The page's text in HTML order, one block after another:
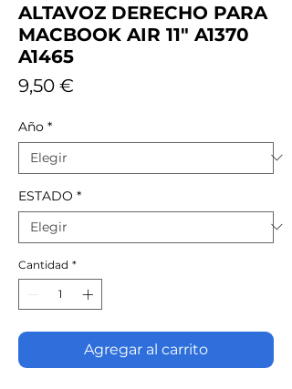
ALTAVOZ DERECHO PARA
MACBOOK AIR 11" A1370
A1465
9,50 €
Año *
ESTADO *
Cantidad *
Agregar al carrito